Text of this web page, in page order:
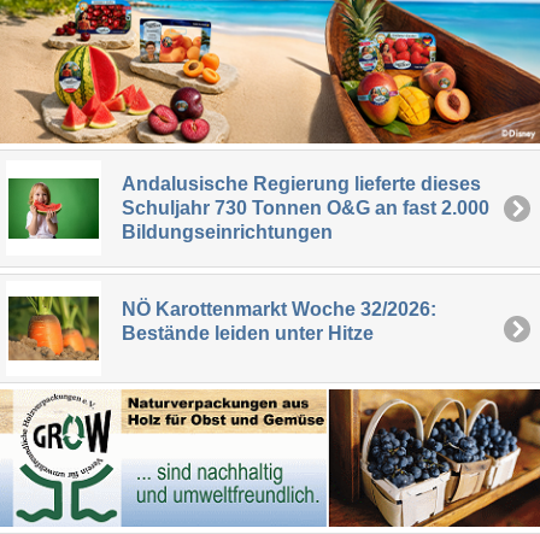
Andalusische Regierung lieferte dieses
Schuljahr 730 Tonnen O&G an fast 2.000
Bildungseinrichtungen
NÖ Karottenmarkt Woche 32/2026:
Bestände leiden unter Hitze